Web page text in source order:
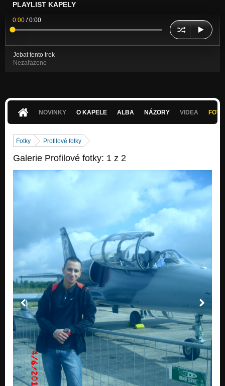
PLAYLIST KAPELY
0:00 /0:00
Jebat tento trek
Nezařazeno
NOVINKY O KAPELE ALBA NÁZORY VIDEA
Fotky Profilové fotky
Galerie Profilové fotky: 1 z 2